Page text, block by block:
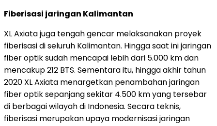
Fiberisasi jaringan Kalimantan
XL Axiata juga tengah gencar melaksanakan proyek
fiberisasi di seluruh Kalimantan. Hingga saat ini jaringan
fiber optik sudah mencapai lebih dari 5.000 km dan
mencakup 212 BTS. Sementara itu, hingga akhir tahun
2020 XL Axiata menargetkan penambahan jaringan
fiber optik sepanjang sekitar 4.500 km yang tersebar
di berbagai wilayah di Indonesia. Secara teknis,
fiberisasi merupakan upaya modernisasi jaringan